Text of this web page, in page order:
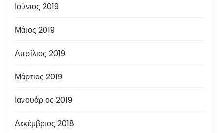
Ιούνιος 2019
Μάιος 2019
Απρίλιος 2019
Μάρτιος 2019
Ιανουάριος 2019
Δεκέμβριος 2018